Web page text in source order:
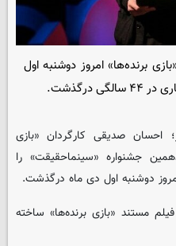
برنده‌ها» امروز دوشنبه اول
؛ احسان صدیقی کارگردان «بازی
جشنواره «سینماحقیقت» را
دوشنبه اول دی ماه درگذشت.
مستند «بازی برنده‌ها» ساخته